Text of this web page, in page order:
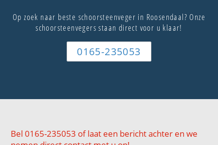
Op zoek naar beste schoorsteenveger in Roosendaal? Onze
schoorsteenvegers staan direct voor u klaar!
0165-235053
Bel 0165-235053 of laat een bericht achter en we